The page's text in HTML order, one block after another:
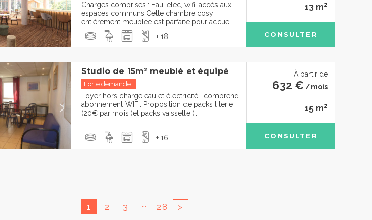
Charges comprises : Eau, elec, wifi, accès aux
espaces communs Cette chambre cosy
entièrement meublée est parfaite pour accuei...
+ 18
13 m2
CONSULTER
Studio de 15m² meublé et équipé
Forte demande !
Loyer hors charge eau et électricité , comprend
abonnement WIFI. Proposition de packs literie
(20€ par mois )et packs vaisselle (...
+ 16
À partir de
632 € /mois
15 m2
CONSULTER
1 2 3 ... 28 >